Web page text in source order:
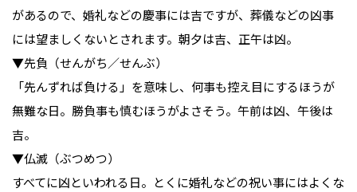
があるので、婚礼などの慶事には吉ですが、葬儀などの凶事
には望ましくないとされます。朝夕は吉、正午は凶。
▼先負（せんがち／せんぶ）
「先んずれば負ける」を意味し、何事も控え目にするほうが
無難な日。勝負事も慎むほうがよさそう。午前は凶、午後は
吉。
▼仏滅（ぶつめつ）
すべてに凶といわれる日。とくに婚礼などの祝い事にはよくな